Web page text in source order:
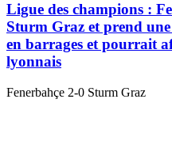
Ligue des champions :
Sturm Graz et prend
en barrages et pourrait
lyonnais
Fenerbahçe 2-0 Sturm Graz